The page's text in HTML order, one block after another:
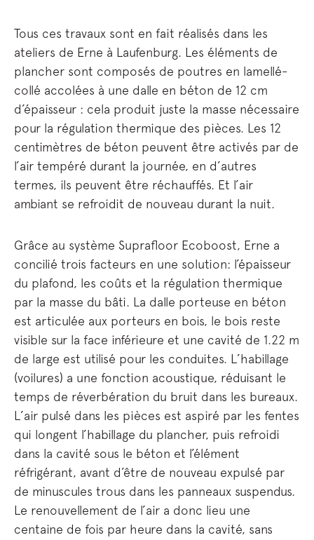
Tous ces travaux sont en fait réalisés dans les
ateliers de Erne à Laufenburg. Les éléments de
plancher sont composés de poutres en lamellé-
collé accolées à une dalle en béton de 12 cm
d’épaisseur : cela produit juste la masse nécessaire
pour la régulation thermique des pièces. Les 12
centimètres de béton peuvent être activés par de
l’air tempéré durant la journée, en d’autres
termes, ils peuvent être réchauffés. Et l’air
ambiant se refroidit de nouveau durant la nuit.
Grâce au système Suprafloor Ecoboost, Erne a
concilié trois facteurs en une solution: l’épaisseur
du plafond, les coûts et la régulation thermique
par la masse du bâti. La dalle porteuse en béton
est articulée aux porteurs en bois, le bois reste
visible sur la face inférieure et une cavité de 1.22 m
de large est utilisé pour les conduites. L’habillage
(voilures) a une fonction acoustique, réduisant le
temps de réverbération du bruit dans les bureaux.
L’air pulsé dans les pièces est aspiré par les fentes
qui longent l’habillage du plancher, puis refroidi
dans la cavité sous le béton et l’élément
réfrigérant, avant d’être de nouveau expulsé par
de minuscules trous dans les panneaux suspendus.
Le renouvellement de l’air a donc lieu une
centaine de fois par heure dans la cavité, sans